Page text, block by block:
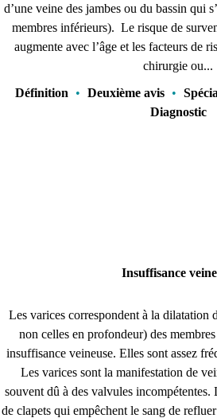
d’une veine des jambes ou du bassin qui
membres inférieurs). Le risque de
augmente avec l’âge et les facteurs de
chirurgie ou...
Définition
• Deuxième avis •
Diagnostic
Insuffisance
Les varices correspondent à la dilatation
non celles en profondeur) des
insuffisance veineuse. Elles sont assez
Les varices sont la manifestation de
souvent dû à des valvules incompétentes.
de clapets qui empêchent le sang de